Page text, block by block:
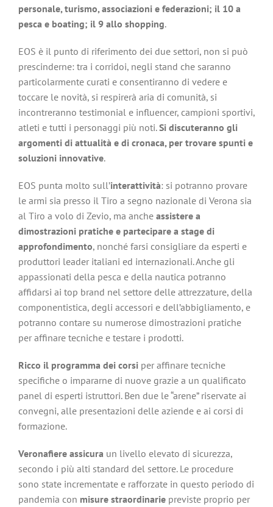
personale, turismo, associazioni e federazioni; il 10 a
pesca e boating; il 9 allo shopping.
EOS è il punto di riferimento dei due settori, non si può
prescinderne: tra i corridoi, negli stand che saranno
particolarmente curati e consentiranno di vedere e
toccare le novità, si respirerà aria di comunità, si
incontreranno testimonial e influencer, campioni sportivi,
atleti e tutti i personaggi più noti.Si discuteranno gli
argomenti di attualità e di cronaca, per trovare spunti e
soluzioni innovative.
EOS punta molto sull’interattività: si potranno provare
le armi sia presso il Tiro a segno nazionale di Verona sia
al Tiro a volo di Zevio, ma anche assistere a
dimostrazioni pratiche e partecipare a stage di
approfondimento, nonché farsi consigliare da esperti e
produttori leader italiani ed internazionali. Anche gli
appassionati della pesca e della nautica potranno
affidarsi ai top brand nel settore delle attrezzature, della
componentistica, degli accessori e dell’abbigliamento, e
potranno contare su numerose dimostrazioni pratiche
per affinare tecniche e testare i prodotti.
Ricco il programma dei corsi per affinare tecniche
specifiche o impararne di nuove grazie a un qualificato
panel di esperti istruttori. Ben due le “arene” riservate ai
convegni, alle presentazioni delle aziende e ai corsi di
formazione.
Veronafiere assicura un livello elevato di sicurezza,
secondo i più alti standard del settore. Le procedure
sono state incrementate e rafforzate in questo periodo di
pandemia con misure straordinarie previste proprio per